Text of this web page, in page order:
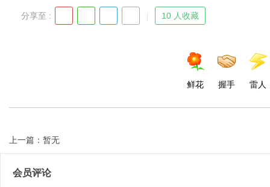
分享至 : 10 人收藏
鲜花 握手 雷人
上一篇：暂无
会员评论